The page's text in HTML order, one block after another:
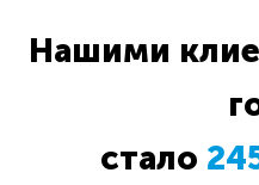
Нашими
стало